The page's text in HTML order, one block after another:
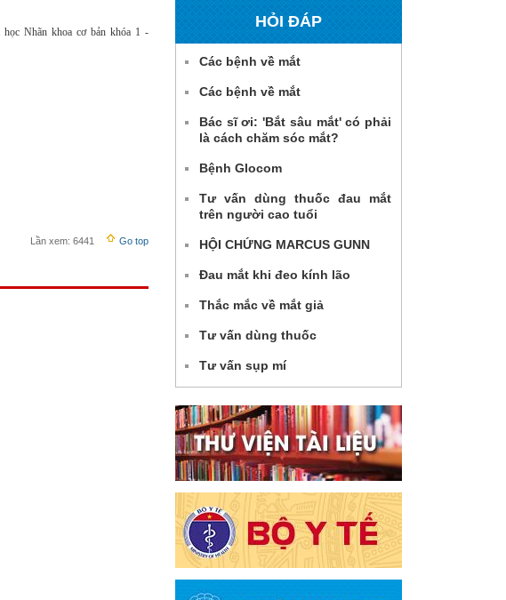
Nhãn khoa cơ bản khóa 1 -
Lần xem: 6441 Go top
HỎI ĐÁP
Các bệnh về mắt
Các bệnh về mắt
Bác sĩ ơi: 'Bắt sâu mắt' có phải
là cách chăm sóc mắt?
Bệnh Glocom
Tư vấn dùng thuốc đau mắt
trên người cao tuổi
HỘI CHỨNG MARCUS GUNN
Đau mắt khi đeo kính lão
Thắc mắc về mắt giả
Tư vấn dùng thuốc
Tư vấn sụp mí